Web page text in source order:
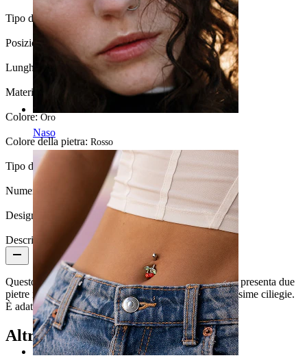
Naso
Tipo di gioiello: Top push-in
Posizione: Tragus
Lunghezza:
Materiale: Oro 14K / PTFE
Colore:Oro
Colore della pietra: Rosso
Tipo di pietra: Zirconia cubica
Numero di pezzi:
Design Height: 5,4 mm
Descrizione
Questo delizioso top push-in è realizzato in oro 14K e presenta due
pietre rosse di zirconia cubica che formano delle bellissime ciliegie.
È adatto ad aste push-in da labret in oro 14K o titanio.
Altri hanno acquistato anche